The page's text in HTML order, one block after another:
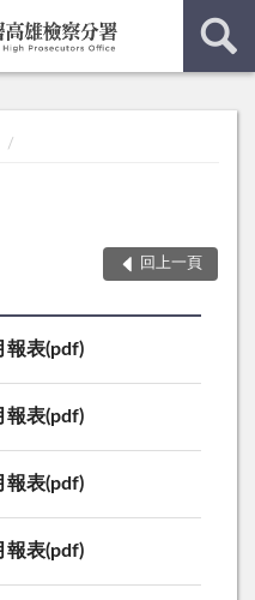
回上一頁
報表(pdf)
報表(pdf)
報表(pdf)
報表(pdf)